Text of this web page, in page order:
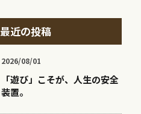
最近の投稿
2026/08/01
「遊び」こそが、人生の安全
装置。